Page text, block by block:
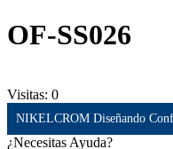
OF-SS026
Visitas: 0
NIKELCROM Diseñando
¿Necesitas Ayuda?